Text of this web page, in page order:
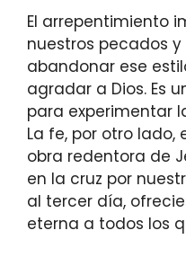
El arrepentimiento
nuestros pecados
abandonar ese
agradar a Dios. Es
para experimentar
La fe, por otro lado,
obra redentora de
en la cruz por
al tercer día,
eterna a todos los